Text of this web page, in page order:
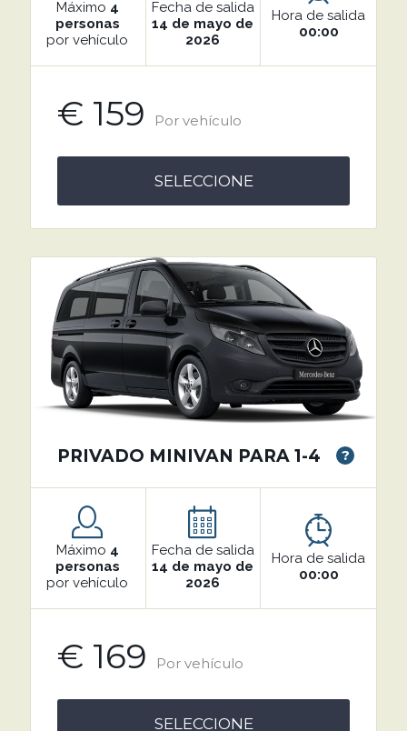
Máximo 4
personas
por vehículo
Fecha de salida
14 de mayo de
2026
Hora de salida
00:00
€ 159 Por vehículo
SELECCIONE
PRIVADO MINIVAN PARA 1-4 ?
Máximo 4
personas
por vehículo
Fecha de salida
14 de mayo de
2026
Hora de salida
00:00
€ 169 Por vehículo
SELECCIONE